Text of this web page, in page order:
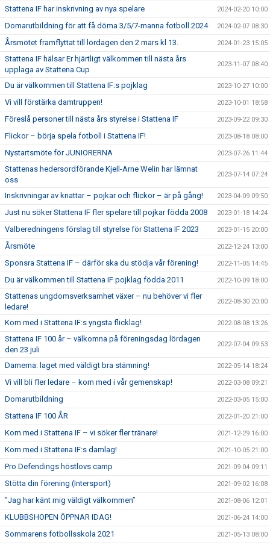
Stattena IF har inskrivning av nya spelare 2024-02-20 10:00
Domarutbildning för att få döma 3/5/7-manna fotboll 2024 2024-02-07 08:30
Årsmötet framflyttat till lördagen den 2 mars kl 13. 2024-01-23 15:05
Stattena IF hälsar Er hjärtligt välkommen till nästa års
upplaga av Stattena Cup
2023-11-07 08:40
Du är välkommen till Stattena IF:s pojklag 2023-10-27 10:00
Vi vill förstärka damtruppen! 2023-10-01 18:58
Föreslå personer till nästa års styrelse i Stattena IF 2023-09-22 09:30
Flickor – börja spela fotboll i Stattena IF! 2023-08-18 08:00
Nystartsmöte för JUNIORERNA 2023-07-26 11:44
Stattenas hedersordförande Kjell-Arne Welin har lämnat
oss
2023-07-14 07:24
Inskrivningar av knattar – pojkar och flickor – är på gång! 2023-04-09 09:50
Just nu söker Stattena IF fler spelare till pojkar födda 2008 2023-01-18 14:24
Valberedningens förslag till styrelse för Stattena IF 2023 2023-01-15 20:00
Årsmöte 2022-12-24 13:00
Sponsra Stattena IF – därför ska du stödja vår förening! 2022-11-05 14:45
Du är välkommen till Stattena IF pojklag födda 2011 2022-10-09 18:00
Stattenas ungdomsverksamhet växer – nu behöver vi fler
ledare!
2022-08-30 20:00
Kom med i Stattena IF:s yngsta flicklag! 2022-08-08 13:26
Stattena IF 100 år – välkomna på föreningsdag lördagen
den 23 juli
2022-07-04 09:53
Damerna: laget med väldigt bra stämning! 2022-05-14 18:24
Vi vill bli fler ledare – kom med i vår gemenskap! 2022-03-08 09:21
Domarutbildning 2022-03-05 15:00
Stattena IF 100 ÅR 2022-01-20 21:00
Kom med i Stattena IF – vi söker fler tränare! 2021-12-29 16:00
Kom med i Stattena IF:s damlag! 2021-10-05 21:00
Pro Defendings höstlovs camp 2021-09-04 09:11
Stötta din förening (Intersport) 2021-09-02 16:08
”Jag har känt mig väldigt välkommen” 2021-08-06 12:01
KLUBBSHOPEN ÖPPNAR IDAG! 2021-06-24 14:00
Sommarens fotbollsskola 2021 2021-05-13 08:00